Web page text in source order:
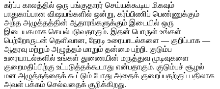
கர்ப்ப காலத்தில் ஒரு பங்குதாரர் செய்யக்கூடிய மிகவும்
பாதுகாப்பான விஷயங்களில் ஒன்று, கர்ப்பிணிப் பெண்ணுக்கும்
அந்த அழுத்தத்தின் ஆதாரங்களுக்கும் இடையில் ஒரு
இடையகமாக செயல்படுவதாகும். இதன் பொருள் உங்கள்
பெற்றோருடன் தெளிவான, நேரடி உரையாடல்களை — குறிப்பாக —
ஆதரவு மற்றும் அழுத்தம் மாறும் தன்மை பற்றி. குடும்ப
உரையாடல்களில் உங்கள் துணையின் மருத்துவ முடிவுகளை
குறைமதிப்பிற்கு உட்படுத்தக்கூடாது என்பதாகும். குடும்பச் சூழல்
மன அழுத்தத்தைக் கூட்டும் போது அதைக் குறைப்பதற்குப் பதிலாக
அவள் பக்கம் செல்வதைக் குறிக்கிறது.